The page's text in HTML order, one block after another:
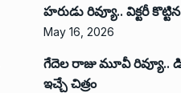
హరుడు రివ్యూ.. విక్టరీ
May 16, 2026
గేదెల రాజు మూవీ రివ్యూ..
ఇచ్చే చిత్రం